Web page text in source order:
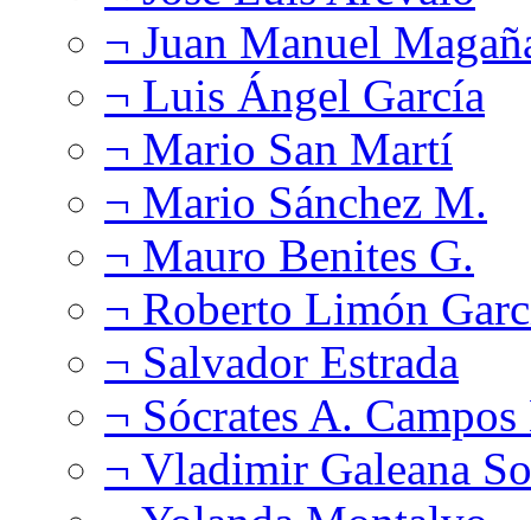
¬ Juan Manuel
¬ Luis Ángel García
¬ Mario San Martí
¬ Mario Sánchez M.
¬ Mauro Benites G.
¬ Roberto Limón
¬ Salvador Estrada
¬ Sócrates A.
¬ Vladimir Galeana